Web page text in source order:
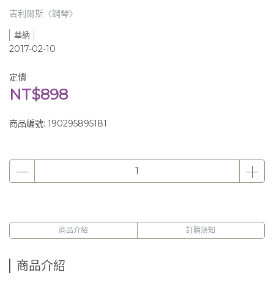
吉利爾斯〈鋼琴〉
華納
2017-02-10
定價
NT$898
商品編號: 190295895181
商品介紹 訂購須知
商品介紹